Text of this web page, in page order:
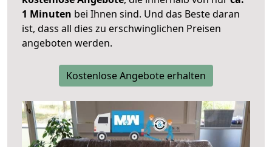
1 Minuten bei Ihnen sind. Und das Beste daran
ist, dass all dies zu erschwinglichen Preisen
angeboten werden.
Kostenlose Angebote erhalten